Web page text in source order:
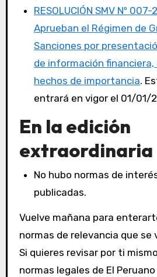
RESOLUCIÓN SMV Nº
Aprueban el Régimen de
Sanciones por
de información
hechos de importancia.
entrará en vigor el 01/01/
En la edición
extraordinaria
No hubo normas de
publicadas.
Vuelve mañana para
normas de relevancia que se
Si quieres revisar por ti
normas legales de El